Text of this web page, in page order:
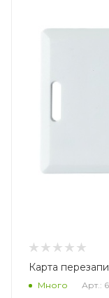
Карта
Много Арт.: